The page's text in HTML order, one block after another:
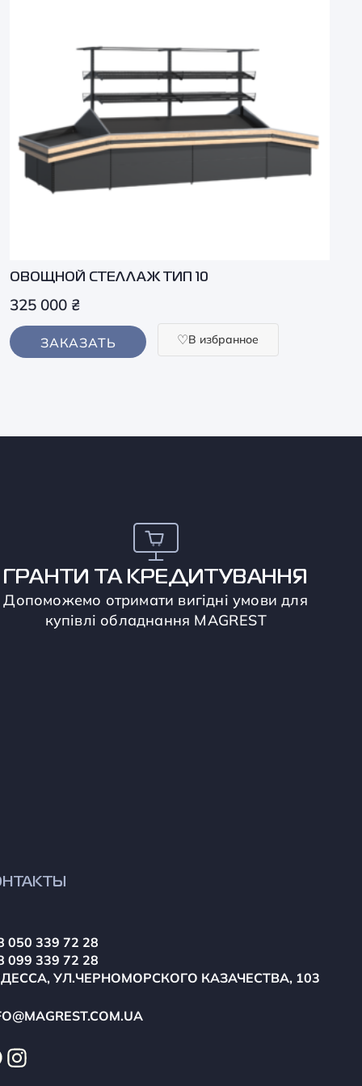
ОВОЩНОЙ СТЕЛЛАЖ ТИП 10
325 000 ₴
ЗАКАЗАТЬ В избранное
ГРАНТИ ТА КРЕДИТУВАННЯ
Допоможемо отримати вигідні умови для
купівлі обладнання MAGREST
050 339 72 28
099 339 72 28
УЛ.ЧЕРНОМОРСКОГО КАЗАЧЕСТВА, 103